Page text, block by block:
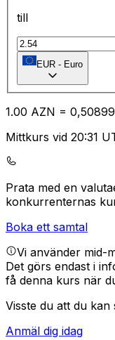
till
EUR - Euro
1.00 AZN = 0,
Mittkurs vid 20:31
Prata med en
konkurrenternas
Boka ett samtal
Vi använder mid-
Det görs endast i
få denna kurs när
Visste du att du kan
Anmäl dig idag